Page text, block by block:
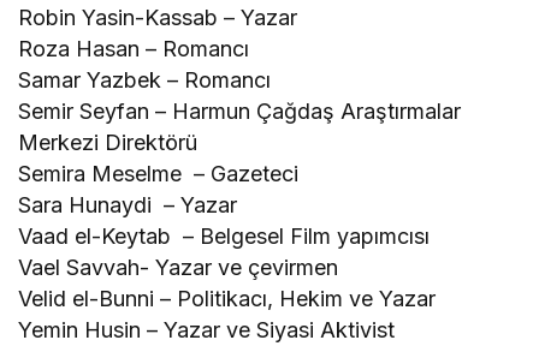
Robin Yasin-Kassab – Yazar
Roza Hasan – Romancı
Samar Yazbek – Romancı
Semir Seyfan – Harmun Çağdaş Araştırmalar
Merkezi Direktörü
Semira Meselme – Gazeteci
Sara Hunaydi – Yazar
Vaad el-Keytab – Belgesel Film yapımcısı
Vael Savvah- Yazar ve çevirmen
Velid el-Bunni – Politikacı, Hekim ve Yazar
Yemin Husin – Yazar ve Siyasi Aktivist